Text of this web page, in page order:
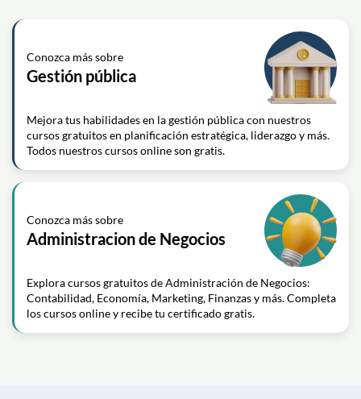
Conozca más sobre
Gestión pública
Mejora tus habilidades en la gestión pública con nuestros
cursos gratuitos en planificación estratégica, liderazgo y más.
Todos nuestros cursos online son gratis.
Conozca más sobre
Administracion de Negocios
Explora cursos gratuitos de Administración de Negocios:
Contabilidad, Economía, Marketing, Finanzas y más. Completa
los cursos online y recibe tu certificado gratis.